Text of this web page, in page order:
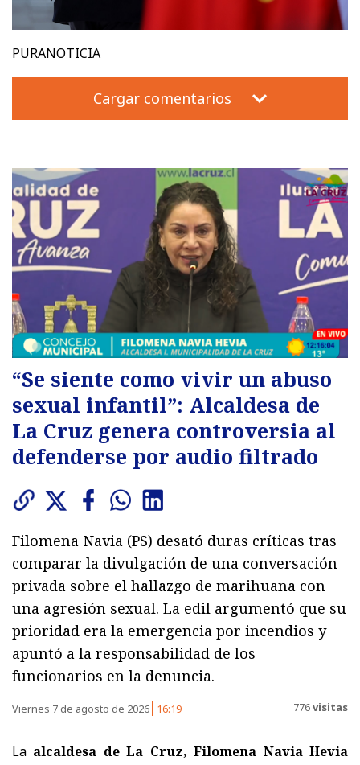
PURANOTICIA
Cargar comentarios
“Se siente como vivir un abuso
sexual infantil”: Alcaldesa de
La Cruz genera controversia al
defenderse por audio filtrado
Filomena Navia (PS) desató duras críticas tras
comparar la divulgación de una conversación
privada sobre el hallazgo de marihuana con
una agresión sexual. La edil argumentó que su
prioridad era la emergencia por incendios y
apuntó a la responsabilidad de los
funcionarios en la denuncia.
Viernes 7 de agosto de 2026 16:19 776visitas
La alcaldesa de La Cruz, Filomena Navia Hevia